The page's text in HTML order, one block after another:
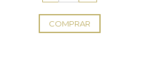
COMPRAR